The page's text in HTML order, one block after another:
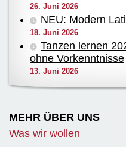
26. Juni 2026
NEU: Modern
18. Juni 2026
Tanzen lernen
ohne Vorkenntnisse
13. Juni 2026
MEHR ÜBER UNS
Was wir wollen